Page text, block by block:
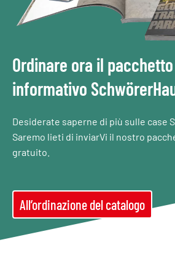
Ordinare ora il pacchetto
informativo
Desiderate saperne di più sulle case
Saremo lieti di inviarVi il nostro
gratuito.
All’ordinazione del catalogo